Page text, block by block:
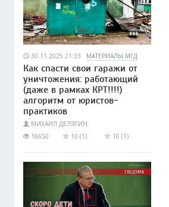
30.11.2025 21:33 МАТЕРИАЛЫ МГД
Как спасти свои гаражи от
уничтожения: работающий
(даже в рамках КРТ!!!!)
алгоритм от юристов-
практиков
МИХАИЛ ДЕЛЯГИН
16650
10 (1) 10 (1)